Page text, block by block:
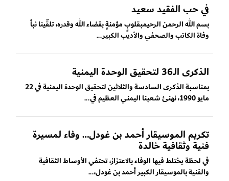
في حب الفقيد سعيد
بسم الله الرحمن الرحيمبقلوبٍ مؤمنةٍ بقضاء الله وقدره، تلقّينا نبأ
وفاة الكاتب والصحفي والأديب الكبير...
الذكرى الـ36 لتحقيق الوحدة اليمنية
بمناسبة الذكرى السادسة والثلاثين لتحقيق الوحدة اليمنية في 22
مايو 1990، نهنئ شعبنا اليمني العظيم في...
تكريم الموسيقار أحمد بن غودل… وفاء لمسيرة
فنية وثقافية خالدة
في لحظة يختلط فيها الوفاء بالاعتزاز، تحتفي الأوساط الثقافية
والفنية بالموسيقار الكبير أحمد بن غودل،...